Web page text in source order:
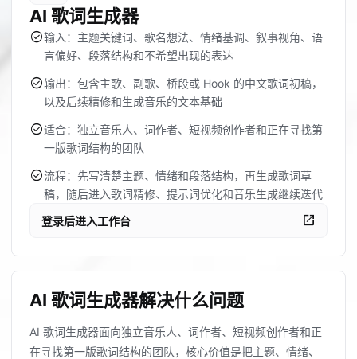
AI 歌词生成器
check_circle输入：主题关键词、歌名想法、情绪基调、叙事视角、语
言偏好、段落结构和不希望出现的表达
check_circle输出：包含主歌、副歌、桥段或 Hook 的中文歌词初稿，
以及后续精修和生成音乐的文本基础
check_circle适合：独立音乐人、词作者、短视频创作者和正在寻找第
一版歌词结构的团队
check_circle流程：先写清楚主题、情绪和段落结构，再生成歌词草
稿，随后进入歌词精修、提示词优化和音乐生成继续迭代
登录后进入工作台
open_in_new
AI 歌词生成器解决什么问题
AI 歌词生成器面向独立音乐人、词作者、短视频创作者和正
在寻找第一版歌词结构的团队，核心价值是把主题、情绪、